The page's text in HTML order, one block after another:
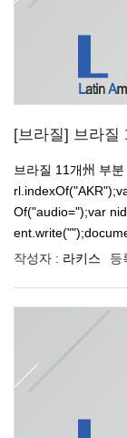
[브라질] 브라질
브라질 11개州 부
Of("audio=");var
작성자 : 라키스 등